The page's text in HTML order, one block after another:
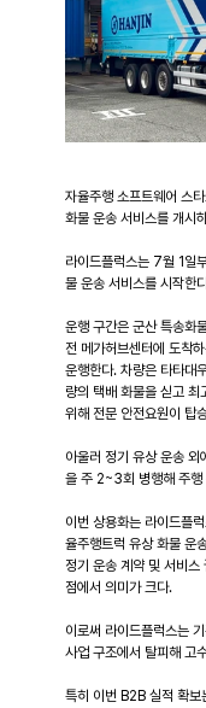
자율주행 소프트웨어 스
화물 운송 서비스를 개시
라이드플럭스는 7월 1일
물 운송 서비스를 시작한
운행 구간은 군산 특송화
전 메가허브센터에 도착
운행한다. 차량은 타타대
량의 택배 화물을 싣고
위해 전문 안전요원이 탑
아울러 정기 유상 운송
을 주 2~3회 병행해 주행
이번 상용화는 라이드플
율주행트럭 유상 화물 운
정기 운송 계약 및 서비
점에서 의미가 크다.
이로써 라이드플럭스는
사업 구조에서 탈피해 고
특히 이번 B2B 실적 확보